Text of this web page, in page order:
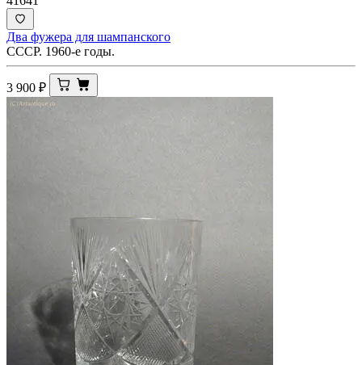
Два фужера для шампанского
СССР. 1960-е годы.
3 900 ₽